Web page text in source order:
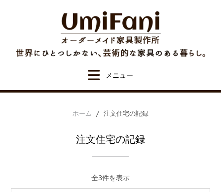
ホーム / 注文住宅の記録
注文住宅の記録
全3件を表示人
気